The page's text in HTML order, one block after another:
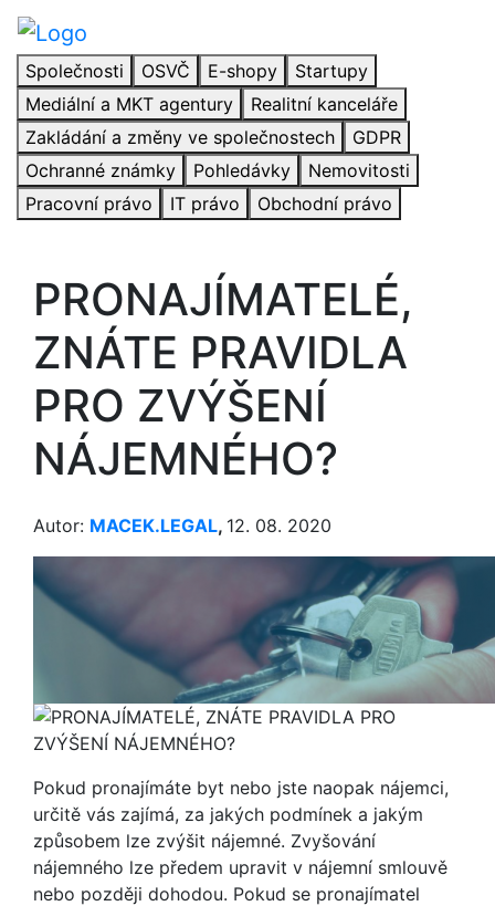
Společnosti OSVČ E-shopy
Startupy
Mediální a MKT agentury
Realitní kanceláře
Zakládání a změny ve společnostech
GDPR
Ochranné známky
Pohledávky
Nemovitosti
Pracovní právo
IT právo Obchodní právo
PRONAJÍMATELÉ,
ZNÁTE PRAVIDLA
PRO ZVÝŠENÍ
NÁJEMNÉHO?
Autor: MACEK.LEGAL, 12. 08. 2020
Pokud pronajímáte byt nebo jste naopak nájemci,
určitě vás zajímá, za jakých podmínek a jakým
způsobem lze zvýšit nájemné. Zvyšování
nájemného lze předem upravit v nájemní smlouvě
nebo později dohodou. Pokud se pronajímatel